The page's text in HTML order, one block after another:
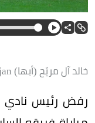
خالد آل مريّح (أبها) Abowajan@
رفض رئيس نادي